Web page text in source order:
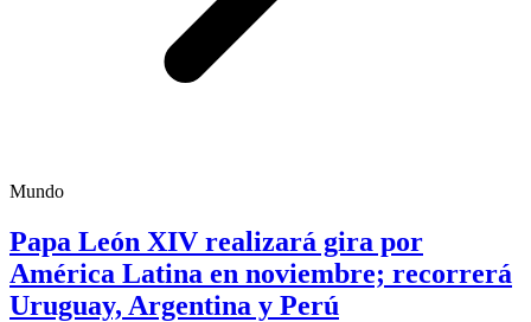
Mundo
Papa León XIV realizará gira por
América Latina en noviembre; recorrerá
Uruguay, Argentina y Perú